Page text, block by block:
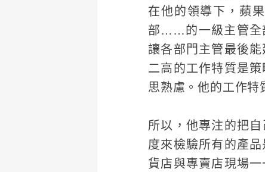
在他的領導下，蘋
部……的一級主管全
讓各部門主管最後
二高的工作特質是
思熟慮。他的工作特
所以，他專注的把
度來檢驗所有的產
貨店與專賣店現場